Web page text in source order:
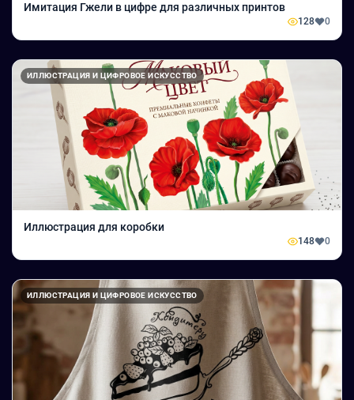
Имитация Гжели в цифре для различных принтов
128 0
ИЛЛЮСТРАЦИЯ И ЦИФРОВОЕ ИСКУССТВО
Иллюстрация для коробки
148 0
ИЛЛЮСТРАЦИЯ И ЦИФРОВОЕ ИСКУССТВО